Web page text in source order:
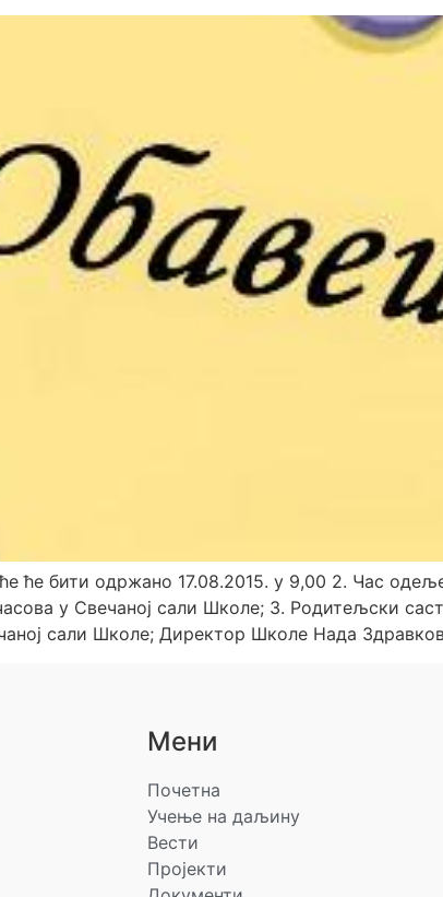
ће бити одржано 17.08.2015. у 9,00 2. Час
у Свечаној сали Школе; 3. Родитељски
сали Школе; Директор Школе Нада
Мени
Почетна
Учење на даљину
Вести
Пројекти